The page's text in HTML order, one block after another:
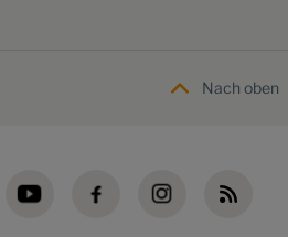
Nach oben